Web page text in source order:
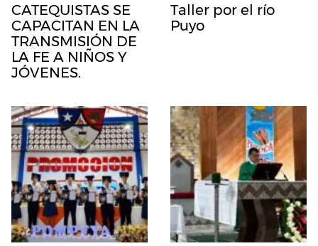
CATEQUISTAS SE
CAPACITAN EN LA
TRANSMISIÓN DE
LA FE A NIÑOS Y
JÓVENES.
Taller por el río
Puyo